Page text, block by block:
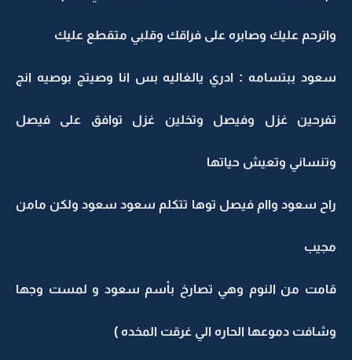
واترحم عليك وصابره على فراقك وقلبي متقطع عليك
سعود ببتسامه : ادري يالغاليه بس انا وصيتج بوصيه انج
تفرحين غزل وفيصل وتخلين غزل توافق على فيصل
وتنساني وتعيش حياتها
راح سعود واام فيصل توها تتكلم سعود سعود ولكن مامن
مجيب
قامت من النوم وهي تصارخ بأسم سعود و لمست وجها
وشافت دموعها الحاره الي غرقت المخده )